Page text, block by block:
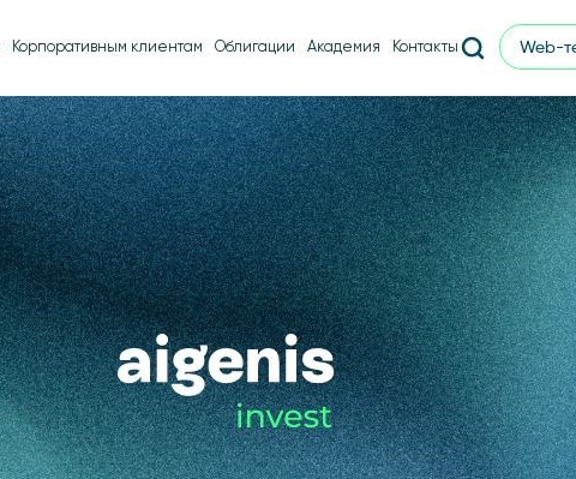
Корпоративным клиентам Облигации Академия Контакты Web-